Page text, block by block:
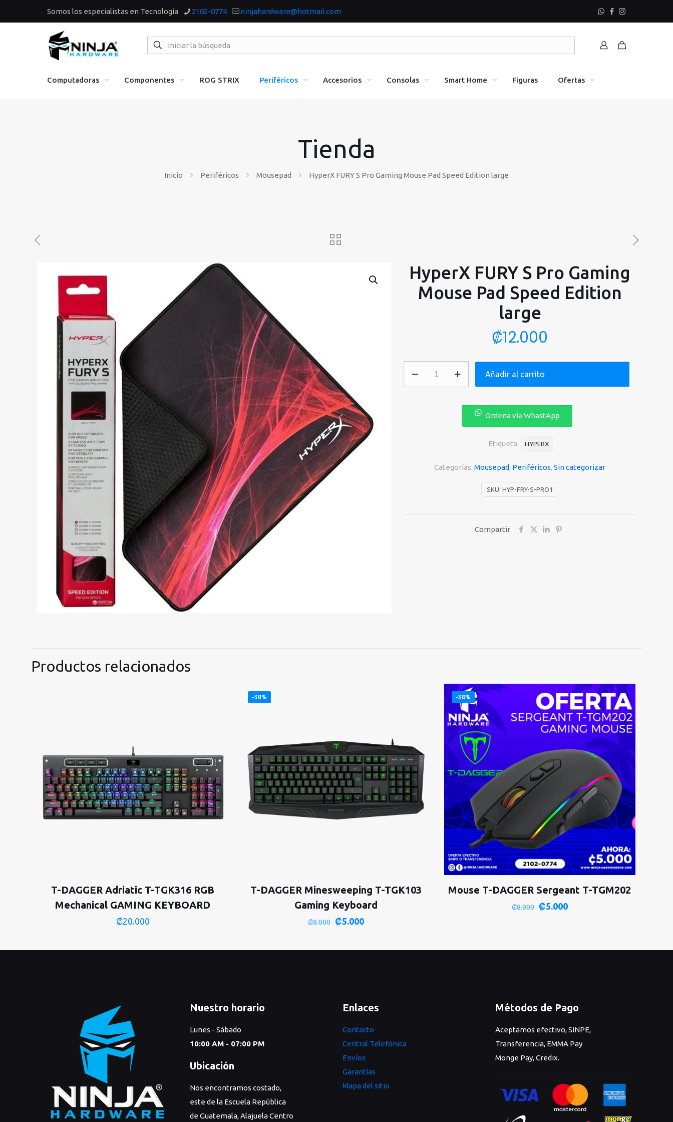
Somos los especialistas en Tecnología 2102-0774 ninjahardware@hotmail.com
Computadoras Componentes ROG STRIX Periféricos Accesorios Consolas Smart Home Figuras Ofertas
Tienda
Inicio Periféricos Mousepad HyperX FURY S Pro Gaming Mouse Pad Speed Edition large
HyperX FURY S Pro Gaming
Mouse Pad Speed Edition
large
₡12.000
Añadir al carrito
Ordena vía WhastApp
SKU: HYP-FRY-S-PRO1
Categorías: Mousepad, Periféricos, Sin categorizar
Etiqueta: HYPERX
Compartir
Productos relacionados
T-DAGGER Adriatic T-TGK316 RGB
Mechanical GAMING KEYBOARD
₡20.000
-38%
T-DAGGER Minesweeping T-TGK103
Gaming Keyboard
₡8.000
El
original
₡5.000El
actual
-38%
Mouse T-DAGGER Sergeant T-TGM202
₡8.000
El
₡5.000El
Nuestro horario
Lunes - Sábado
10:00 AM - 07:00 PM
Ubicación
Nos encontramos costado,
este de la Escuela República
de Guatemala, Alajuela Centro
Enlaces
Contacto
Central Telefónica
Envíos
Garantías
Mapa del sitio
Métodos de Pago
Aceptamos efectivo, SINPE,
Transferencia, EMMA Pay
Monge Pay, Credix.